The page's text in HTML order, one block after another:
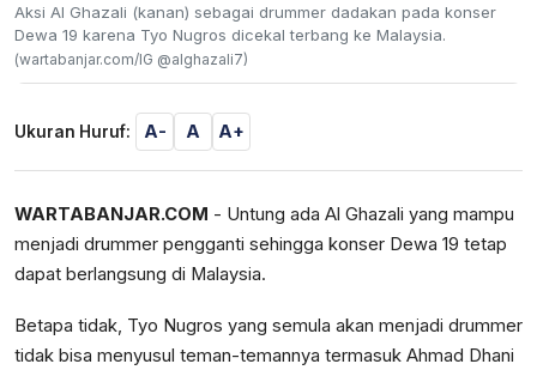
Aksi Al Ghazali (kanan) sebagai drummer dadakan pada konser
Dewa 19 karena Tyo Nugros dicekal terbang ke Malaysia.
(wartabanjar.com/IG @alghazali7)
Ukuran Huruf: A- A A+
WARTABANJAR.COM - Untung ada Al Ghazali yang mampu
menjadi drummer pengganti sehingga konser Dewa 19 tetap
dapat berlangsung di Malaysia.
Betapa tidak, Tyo Nugros yang semula akan menjadi drummer
tidak bisa menyusul teman-temannya termasuk Ahmad Dhani